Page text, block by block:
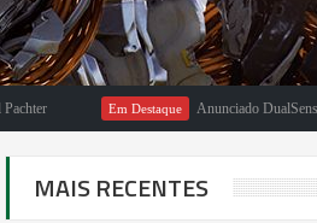
Em Destaque Anunciado DualSense The Last of
MAIS RECENTES